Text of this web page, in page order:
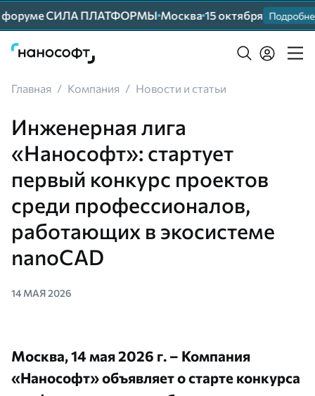
СИЛА ПЛАТФОРМЫ Москва 15 октября Подробнее
Главная / Компания / Новости и статьи
Инженерная лига
«Нанософт»: стартует
первый конкурс проектов
среди профессионалов,
работающих в экосистеме
nanoCAD
14 МАЯ 2026
Москва, 14 мая 2026 г. – Компания
«Нанософт» объявляет о старте конкурса